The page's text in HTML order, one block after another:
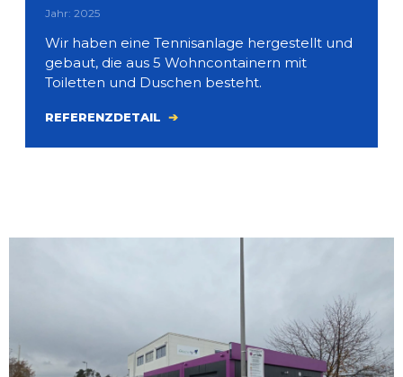
Jahr: 2025
Wir haben eine Tennisanlage hergestellt und
gebaut, die aus 5 Wohncontainern mit
Toiletten und Duschen besteht.
REFERENZDETAIL